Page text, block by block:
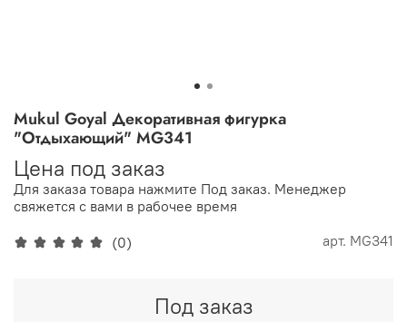
(0) арт. MG341
Mukul Goyal Декоративная фигурка
"Отдыхающий" MG341
Цена под заказ
Для заказа товара нажмите Под заказ. Менеджер
свяжется с вами в рабочее время
Под заказ